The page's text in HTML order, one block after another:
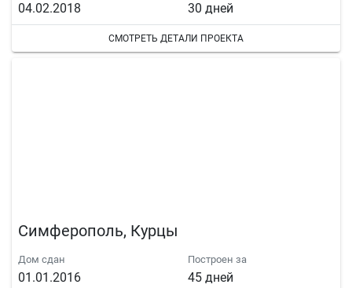
04.02.2018 30 дней
СМОТРЕТЬ ДЕТАЛИ ПРОЕКТА
Симферополь, Курцы
Дом сдан
01.01.2016
Построен за
45 дней